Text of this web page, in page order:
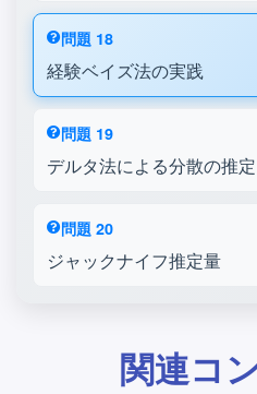
問題 18
経験ベイズ法の実践
問題 19
デルタ法による分散の推定
問題 20
ジャックナイフ推定量
関連コ